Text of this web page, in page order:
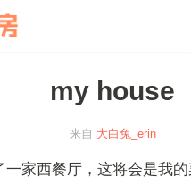
my house
来自 大白兔_erin
家西餐厅，这将会是我的